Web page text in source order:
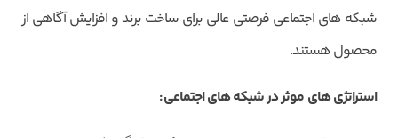
شبکه های اجتماعی فرصتی عالی برای ساخت برند و افزایش آگاهی از
محصول هستند.
استراتژی های موثر در شبکه های اجتماعی: